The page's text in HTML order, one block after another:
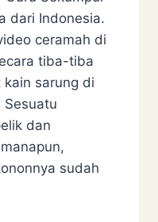
dari Indonesia.
ceramah di
tiba-tiba
sarung di
Sesuatu
dan
sudah